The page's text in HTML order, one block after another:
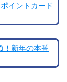
イントカード
！新年の本番